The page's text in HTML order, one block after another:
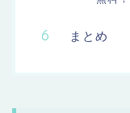
まとめ